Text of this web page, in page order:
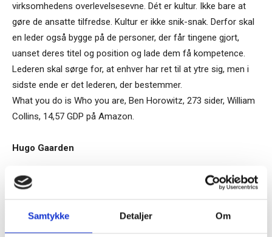
Samtykke Detaljer Om
virksomhedens overlevelsesevne. Dét er kultur. Ikke bare at
gøre de ansatte tilfredse. Kultur er ikke snik-snak. Derfor skal
en leder også bygge på de personer, der får tingene gjort,
uanset deres titel og position og lade dem få kompetence.
Lederen skal sørge for, at enhver har ret til at ytre sig, men i
sidste ende er det lederen, der bestemmer.
What you do is Who you are, Ben Horowitz, 273 sider, William
Collins, 14,57 GDP på Amazon.
Hugo Gaarden
TAGS
Boganmeldelse